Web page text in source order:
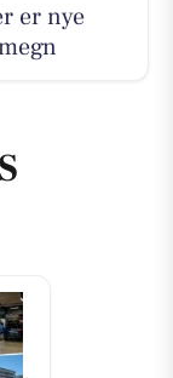
er nye